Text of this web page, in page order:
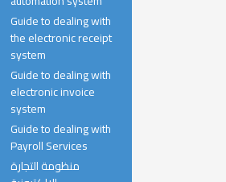
Guide to dealing with
the electronic receipt
system
Guide to dealing with
electronic invoice
system
Guide to dealing with
Payroll Services
منظومة التجارة